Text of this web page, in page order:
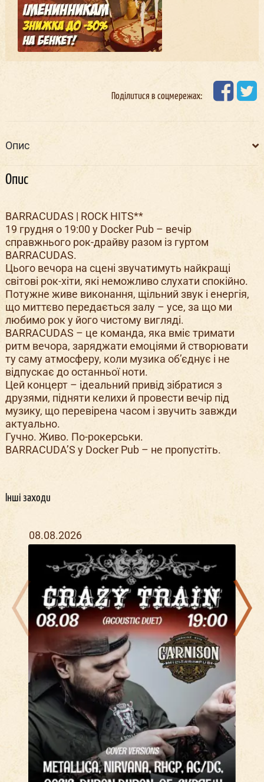
Поділитися в соцмережах:
Опис
Опис
BARRACUDAS | ROCK HITS**
19 грудня о 19:00 у Docker Pub – вечір
справжнього рок-драйву разом із гуртом
BARRACUDAS.
Цього вечора на сцені звучатимуть найкращі
світові рок-хіти, які неможливо слухати спокійно.
Потужне живе виконання, щільний звук і енергія,
що миттєво передається залу – усе, за що ми
любимо рок у його чистому вигляді.
BARRACUDAS – це команда, яка вміє тримати
ритм вечора, заряджати емоціями й створювати
ту саму атмосферу, коли музика об’єднує і не
відпускає до останньої ноти.
Цей концерт – ідеальний привід зібратися з
друзями, підняти келихи й провести вечір під
музику, що перевірена часом і звучить завжди
актуально.
Гучно. Живо. По-рокерськи.
BARRACUDA’S у Docker Pub – не пропустіть.
Інші заходи
08.08.2026